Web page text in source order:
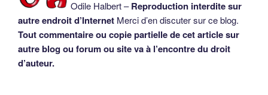
Odile Halbert –Reproduction interdite sur
autre endroit d’Internet Merci d’en discuter sur ce blog.
Tout commentaire ou copie partielle de cet article sur
autre blog ou forum ou site va à l’encontre du droit
d’auteur.